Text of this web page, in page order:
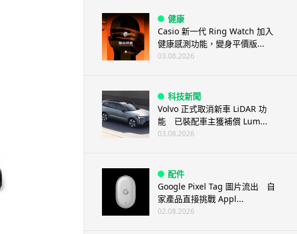
健康
Casio 新一代 Ring Watch 加入
健康感測功能，變身平價版...
03.08.2026
科技新聞
Volvo 正式取消新車 LiDAR 功
能 已裝配車主獲補償 Lum...
03.08.2026
配件
Google Pixel Tag 圖片流出 自
家產品直接挑戰 Appl...
02.08.2026